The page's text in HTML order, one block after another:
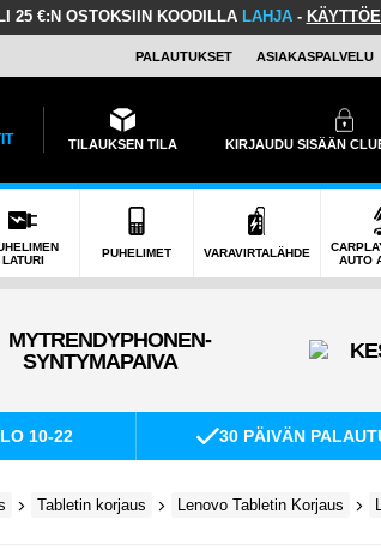
25 €:N OSTOKSIIN KOODILLA LAHJA-
PALAUTUKSET ASIAKASPALVELU
TILAUKSEN TILA KIRJAUDU SISÄÄN
LATURI
PUHELIMET VARAVIRTALÄHDE
AUTO
10-22 30 PÄIVÄN
Tabletin korjaus Lenovo Tabletin Korjaus